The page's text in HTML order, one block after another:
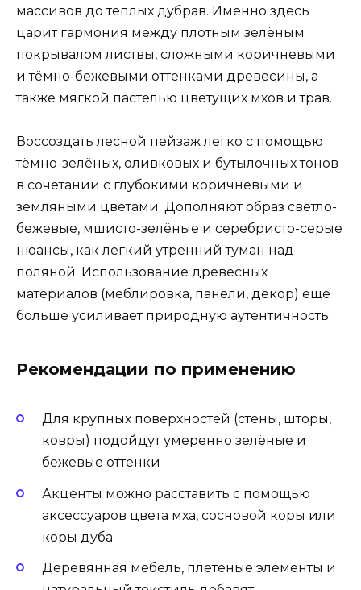
массивов до тёплых дубрав. Именно здесь
царит гармония между плотным зелёным
покрывалом листвы, сложными коричневыми
и тёмно-бежевыми оттенками древесины, а
также мягкой пастелью цветущих мхов и трав.
Воссоздать лесной пейзаж легко с помощью
тёмно-зелёных, оливковых и бутылочных тонов
в сочетании с глубокими коричневыми и
земляными цветами. Дополняют образ светло-
бежевые, мшисто-зелёные и серебристо-серые
нюансы, как легкий утренний туман над
поляной. Использование древесных
материалов (меблировка, панели, декор) ещё
больше усиливает природную аутентичность.
Рекомендации по применению
Для крупных поверхностей (стены, шторы,
ковры) подойдут умеренно зелёные и
бежевые оттенки
Акценты можно расставить с помощью
аксессуаров цвета мха, сосновой коры или
коры дуба
Деревянная мебель, плетёные элементы и